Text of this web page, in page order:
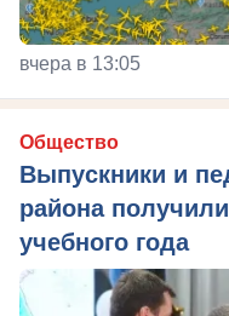
вчера в 13:05
Общество
Выпускники и
района
учебного года